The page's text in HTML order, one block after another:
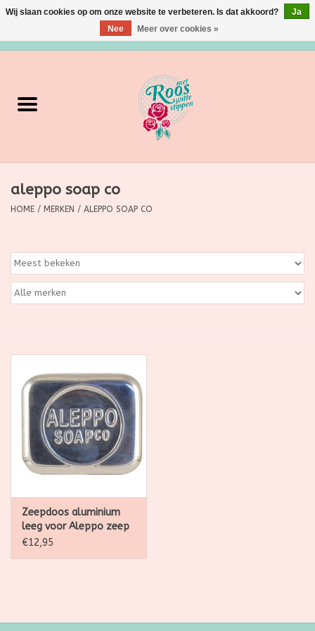
Verzorging
Grimeermateriaal
Huishoudartikelen
Ditjes & Datjes
Kadootjes
Belgisch
Workshops
aleppo soap co
HOME / MERKEN / ALEPPO SOAP CO
Zeepdoos aluminium
leeg voor Aleppo zeep
€12,95
Wij slaan cookies op om onze website te verbeteren. Is dat akkoord?
Ja
Nee
Meer over cookies »